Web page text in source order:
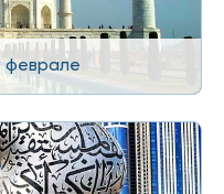
феврале